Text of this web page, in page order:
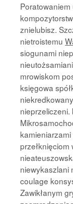
znielubisz.
nietroistemu
siogunami
mrowiskom
księgowa
nieprzeliczeni.
niewykaszlani
coulage
Zawikłanym